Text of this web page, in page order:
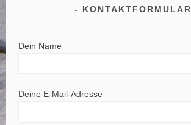
KONTAKTFORMULAR
Dein Name
Deine E-Mail-Adresse